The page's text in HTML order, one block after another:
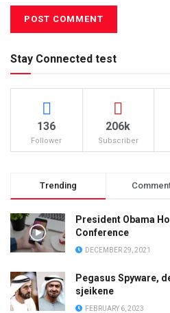
Stay Connected test
136
Follower
206k
Subscriber
Trending
President Obama
Conference
DECEMBER 29, 2021
Pegasus Spyware,
sjeikene
FEBRUARY 6, 2023